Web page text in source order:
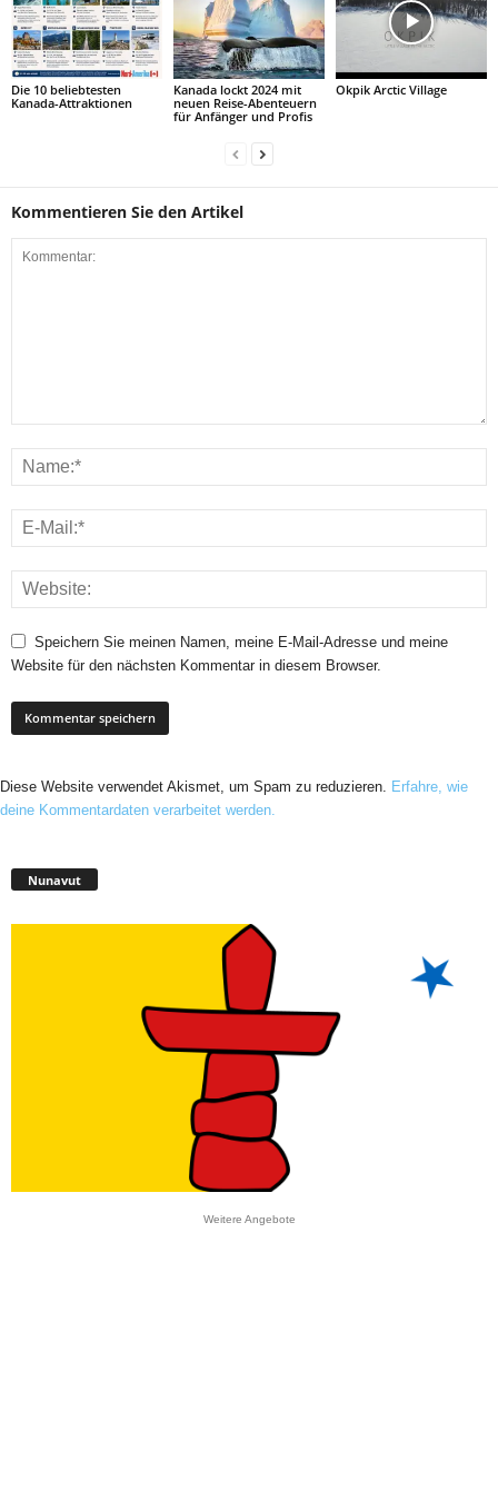
Die 10 beliebtesten
Kanada-Attraktionen
Kanada lockt 2024 mit
neuen Reise-Abenteuern
für Anfänger und Profis
Okpik Arctic Village
Kommentieren Sie den Artikel
Speichern Sie meinen Namen, meine E-Mail-Adresse und meine
Website für den nächsten Kommentar in diesem Browser.
Diese Website verwendet Akismet, um Spam zu reduzieren.
Erfahre, wie
deine Kommentardaten verarbeitet werden.
Nunavut
Weitere Angebote